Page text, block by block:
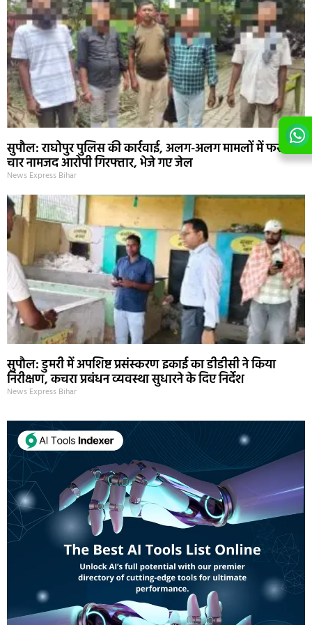
सुपौल: राघोपुर पुलिस की कार्रवाई, अलग-अलग मामलों में फरार
चार नामजद आरोपी गिरफ्तार, भेजे गए जेल
News Express Bihar
सुपौल: डुमरी में अपशिष्ट प्रसंस्करण इकाई का डीडीसी ने किया
निरीक्षण, कचरा प्रबंधन व्यवस्था सुधारने के दिए निर्देश
News Express Bihar